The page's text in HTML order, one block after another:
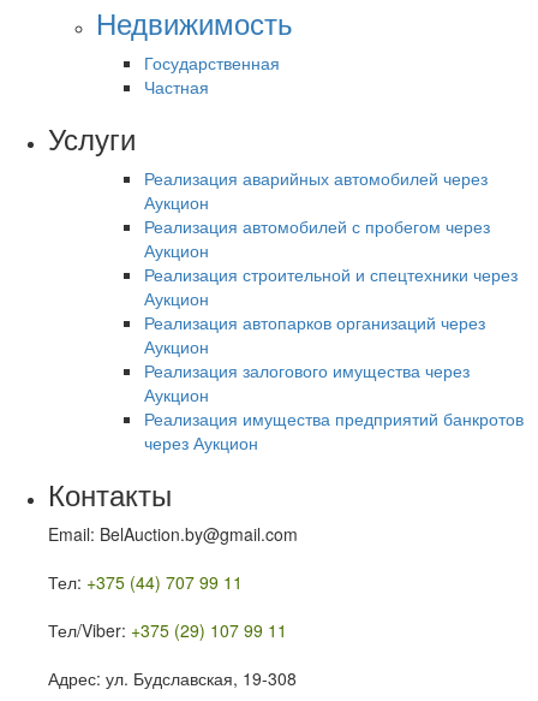
Недвижимость
Государственная
Частная
Услуги
Реализация аварийных автомобилей через
Аукцион
Реализация автомобилей с пробегом через
Аукцион
Реализация строительной и спецтехники через
Аукцион
Реализация автопарков организаций через
Аукцион
Реализация залогового имущества через
Аукцион
Реализация имущества предприятий банкротов
через Аукцион
Контакты
Email: BelAuction.by@gmail.com
Тел: +375 (44) 707 99 11
Тел/Viber: +375 (29) 107 99 11
Адрес: ул. Будславская, 19-308